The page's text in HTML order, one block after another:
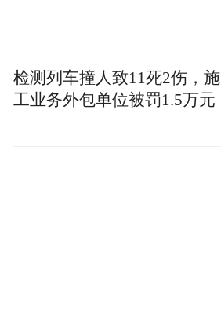
检测列车撞人致11死2伤，施
工业务外包单位被罚1.5万元